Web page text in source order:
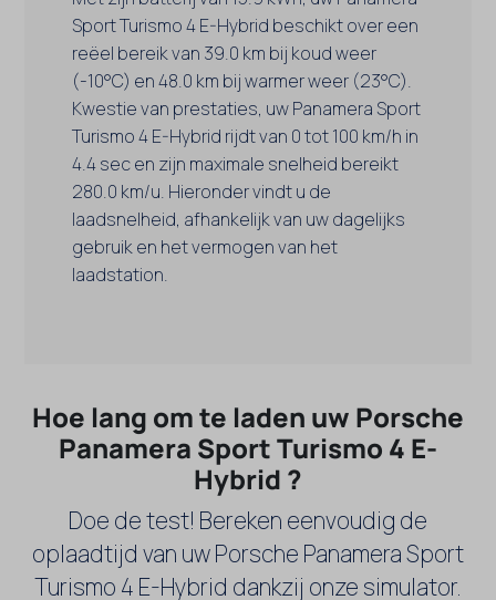
Sport Turismo 4 E-Hybrid beschikt over een
reëel bereik van 39.0 km bij koud weer
(-10°C) en 48.0 km bij warmer weer (23°C).
Kwestie van prestaties, uw Panamera Sport
Turismo 4 E-Hybrid rijdt van 0 tot 100 km/h in
4.4 sec en zijn maximale snelheid bereikt
280.0 km/u. Hieronder vindt u de
laadsnelheid, afhankelijk van uw dagelijks
gebruik en het vermogen van het
laadstation.
Hoe lang om te laden uw Porsche
Panamera Sport Turismo 4 E-
Hybrid ?
Doe de test! Bereken eenvoudig de
oplaadtijd van uw Porsche Panamera Sport
Turismo 4 E-Hybrid dankzij onze simulator.